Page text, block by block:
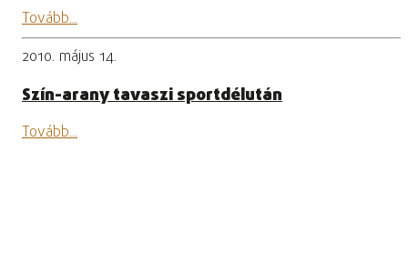
Tovább...
2010. május 14.
Szín-arany tavaszi sportdélután
Tovább...